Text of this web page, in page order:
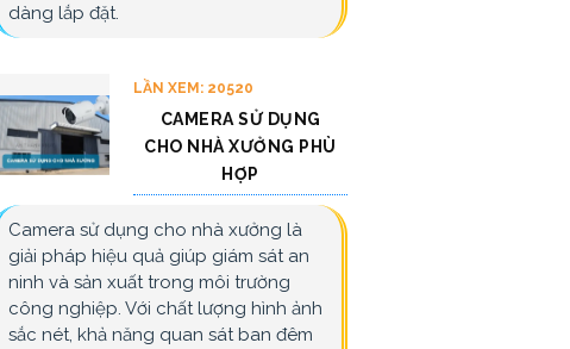
dàng lắp đặt.
LẦN XEM: 20520
CAMERA SỬ DỤNG
CHO NHÀ XƯỞNG PHÙ
HỢP
Camera sử dụng cho nhà xưởng là
giải pháp hiệu quả giúp giám sát an
ninh và sản xuất trong môi trường
công nghiệp. Với chất lượng hình ảnh
sắc nét, khả năng quan sát ban đêm